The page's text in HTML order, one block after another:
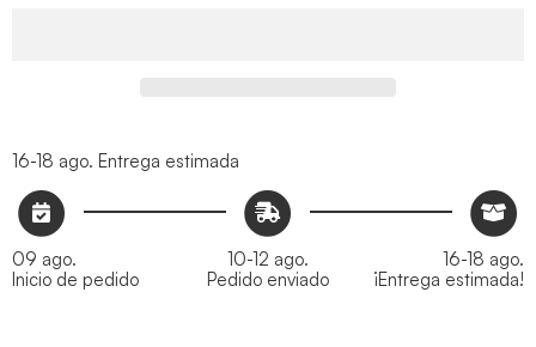
16-18 ago. Entrega estimada
09 ago.
Inicio de pedido
10-12 ago.
Pedido enviado
16-18 ago.
¡Entrega estimada!